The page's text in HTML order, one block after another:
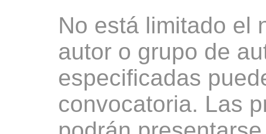
No está limitado el
autor o grupo de
especificadas
convocatoria. Las